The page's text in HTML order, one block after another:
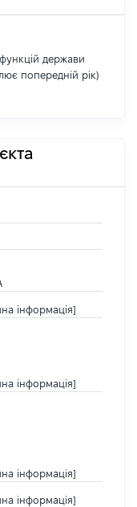
держави
попередній рік)
інформація]
інформація]
інформація]
інформація]